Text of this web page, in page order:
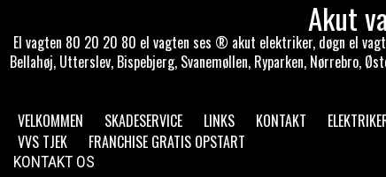
Akut
El vagten 80 20 20 80 el vagten ses ® akut elektriker, døgn el
Bellahøj, Utterslev, Bispebjerg, Svanemøllen, Ryparken, Nørrebro,
VELKOMMEN
SKADESERVICE LINKS KONTAKT
VVS TJEK
FRANCHISE GRATIS OPSTART
KONTAKT OS